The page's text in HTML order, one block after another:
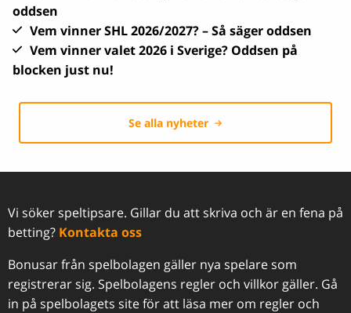
oddsen
Vem vinner SHL 2026/2027? – Så säger oddsen
Vem vinner valet 2026 i Sverige? Oddsen på
blocken just nu!
Se alla nyheter
Vi söker speltipsare. Gillar du att skriva och är en fena på
betting? Kontakta oss
Bonusar från spelbolagen gäller nya spelare som
registrerar sig. Spelbolagens regler och villkor gäller. Gå
in på spelbolagets site för att läsa mer om regler och